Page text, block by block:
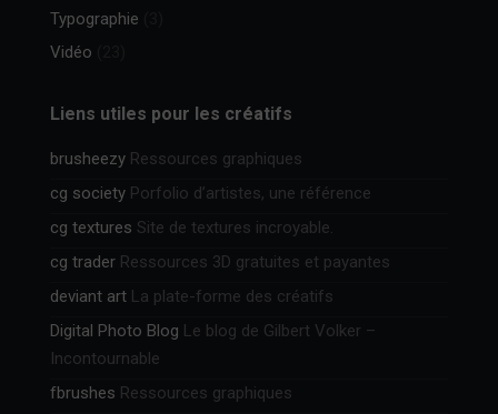
Typographie
Vidéo
Liens utiles pour les créatifs
brusheezy Ressources graphiques
cg society Porfolio d’artistes, une référence
cg textures Site de textures incroyable.
cg trader Ressources 3D gratuites et payantes
deviant art La plate-forme des créatifs
Digital Photo Blog Le blog de Gilbert Volker –
Incontournable
fbrushes Ressources graphiques